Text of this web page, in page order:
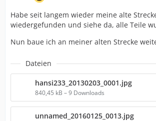
Habe seit langem wieder meine alte
wiedergefunden und siehe da, alle Teile
Nun baue ich an meiner alten Strecke
Dateien
hansi233_20130203_0001.jpg
840,45 kB – 9 Downloads
unnamed_20160125_0013.jpg